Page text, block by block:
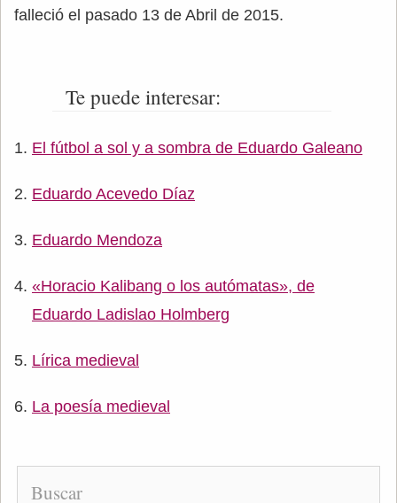
falleció el pasado 13 de Abril de 2015.
Te puede interesar:
El fútbol a sol y a sombra de Eduardo Galeano
Eduardo Acevedo Díaz
Eduardo Mendoza
«Horacio Kalibang o los autómatas», de
Eduardo Ladislao Holmberg
Lírica medieval
La poesía medieval
Buscar